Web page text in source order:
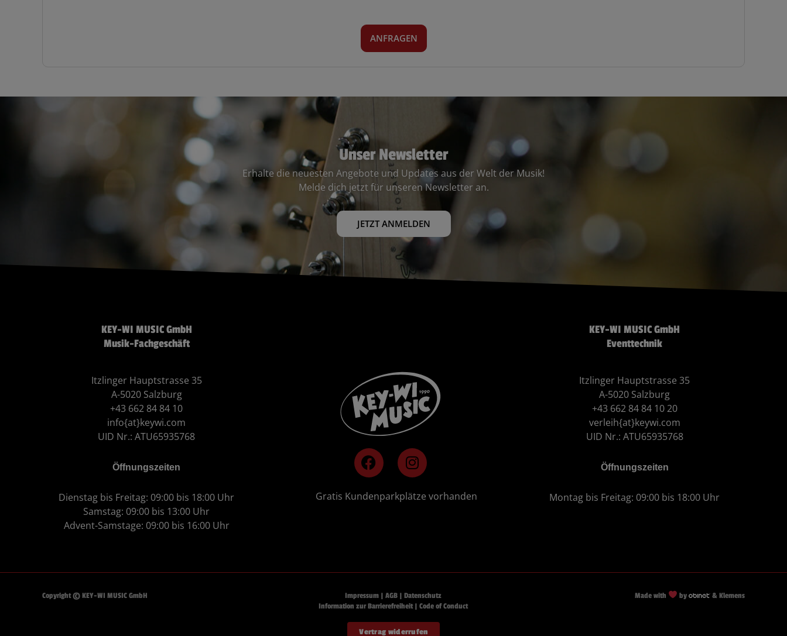
ANFRAGEN
Unser Newsletter
Erhalte die neuesten Angebote und Updates aus der Welt der Musik!
Melde dich jetzt für unseren Newsletter an.
JETZT ANMELDEN
KEY-WI MUSIC GmbH
Musik-Fachgeschäft
Itzlinger Hauptstrasse 35
A-5020 Salzburg
+43 662 84 84 10
info{at}keywi.com
UID Nr.: ATU65935768
Öffnungszeiten
Dienstag bis Freitag: 09:00 bis 18:00 Uhr
Samstag: 09:00 bis 13:00 Uhr
Advent-Samstage: 09:00 bis 16:00 Uhr
F
a
c
e
I
n
s
t
m
Gratis Kundenparkplätze vorhanden
KEY-WI MUSIC GmbH
Eventtechnik
Itzlinger Hauptstrasse 35
A-5020 Salzburg
+43 662 84 84 10 20
verleih{at}keywi.com
UID Nr.: ATU65935768
Öffnungszeiten
Montag bis Freitag: 09:00 bis 18:00 Uhr
Copyright © KEY-WI MUSIC GmbH Impressum |AGB |Datenschutz
Information zur Barrierefreiheit|Code of Conduct
Vertrag widerrufen
Made with by & Klemens